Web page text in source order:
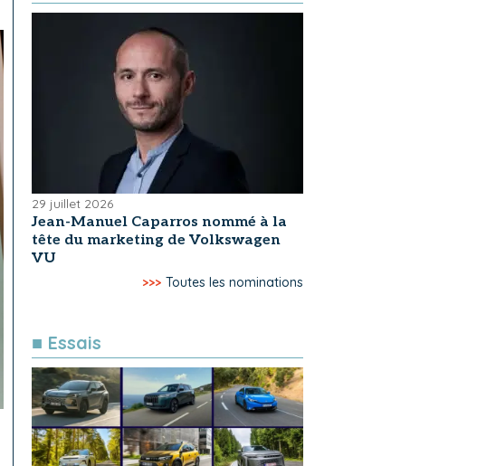
29 juillet 2026
Jean-Manuel Caparros nommé à la
tête du marketing de Volkswagen
VU
>>> Toutes les nominations
■ Essais